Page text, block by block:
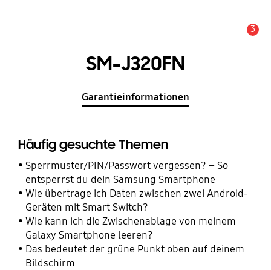
3
SM-J320FN
Garantieinformationen
Häufig gesuchte Themen
Sperrmuster/PIN/Passwort vergessen? – So
entsperrst du dein Samsung Smartphone
Wie übertrage ich Daten zwischen zwei Android-
Geräten mit Smart Switch?
Wie kann ich die Zwischenablage von meinem
Galaxy Smartphone leeren?
Das bedeutet der grüne Punkt oben auf deinem
Bildschirm